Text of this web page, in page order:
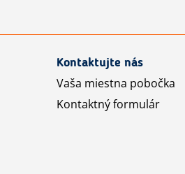
Kontaktujte nás
Vaša miestna pobočka
Kontaktný formulár